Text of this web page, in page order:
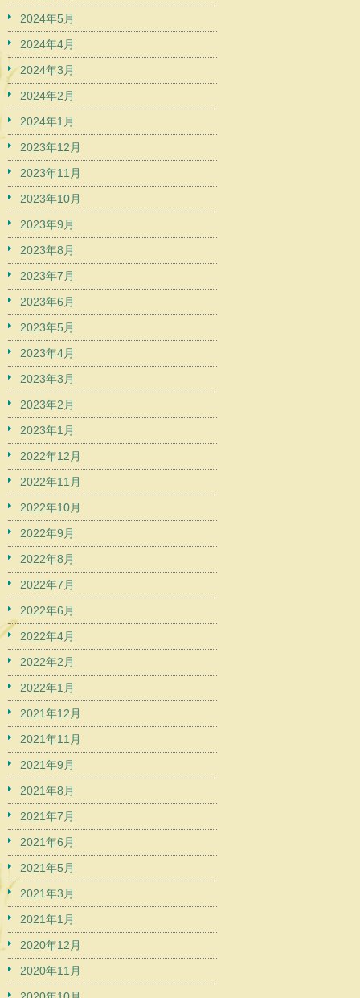
2024年5月
2024年4月
2024年3月
2024年2月
2024年1月
2023年12月
2023年11月
2023年10月
2023年9月
2023年8月
2023年7月
2023年6月
2023年5月
2023年4月
2023年3月
2023年2月
2023年1月
2022年12月
2022年11月
2022年10月
2022年9月
2022年8月
2022年7月
2022年6月
2022年4月
2022年2月
2022年1月
2021年12月
2021年11月
2021年9月
2021年8月
2021年7月
2021年6月
2021年5月
2021年3月
2021年1月
2020年12月
2020年11月